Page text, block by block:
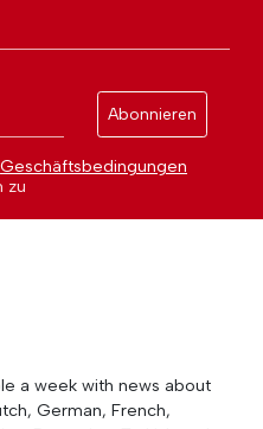
Abonnieren
Geschäftsbedingungen
zu
a week with news about
German, French,